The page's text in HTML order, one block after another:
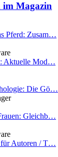
im Magazin
Pferd: Zusam…
Aktuelle Mod…
Die Gö…
Gleichb…
für Autoren / T…